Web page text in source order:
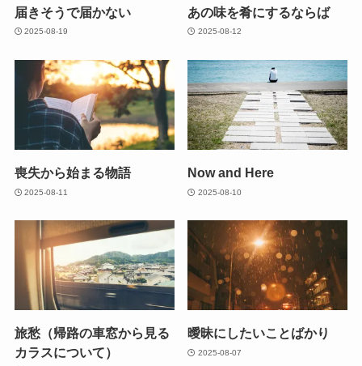
届きそうで届かない
2025-08-19
あの味を肴にするならば
2025-08-12
喪失から始まる物語
2025-08-11
Now and Here
2025-08-10
旅愁（帰路の車窓から見る
カラスについて）
曖昧にしたいことばかり
2025-08-07